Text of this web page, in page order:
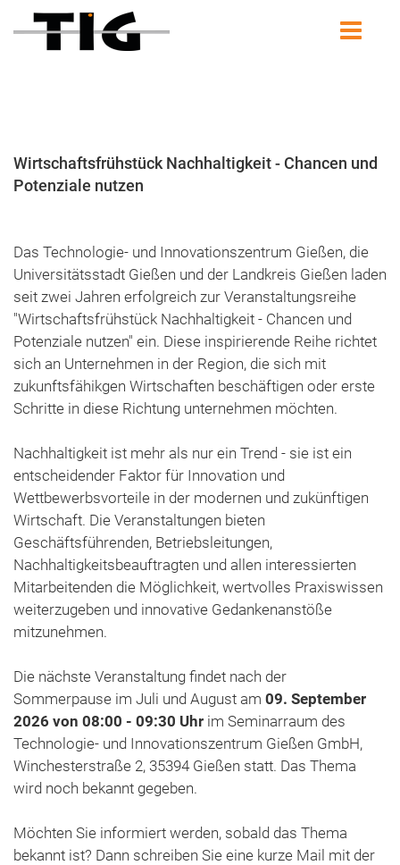
Wirtschaftsfrühstück Nachhaltigkeit - Chancen und
Potenziale nutzen
Das Technologie- und Innovationszentrum Gießen, die
Universitätsstadt Gießen und der Landkreis Gießen laden
seit zwei Jahren erfolgreich zur Veranstaltungsreihe
"Wirtschaftsfrühstück Nachhaltigkeit - Chancen und
Potenziale nutzen" ein. Diese inspirierende Reihe richtet
sich an Unternehmen in der Region, die sich mit
zukunftsfähikgen Wirtschaften beschäftigen oder erste
Schritte in diese Richtung unternehmen möchten.
Nachhaltigkeit ist mehr als nur ein Trend - sie ist ein
entscheidender Faktor für Innovation und
Wettbewerbsvorteile in der modernen und zukünftigen
Wirtschaft. Die Veranstaltungen bieten
Geschäftsführenden, Betriebsleitungen,
Nachhaltigkeitsbeauftragten und allen interessierten
Mitarbeitenden die Möglichkeit, wertvolles Praxiswissen
weiterzugeben und innovative Gedankenanstöße
mitzunehmen.
Die nächste Veranstaltung findet nach der
Sommerpause im Juli und August am 09. September
2026 von 08:00 - 09:30 Uhr im Seminarraum des
Technologie- und Innovationszentrum Gießen GmbH,
Winchesterstraße 2, 35394 Gießen statt. Das Thema
wird noch bekannt gegeben.
Möchten Sie informiert werden, sobald das Thema
bekannt ist? Dann schreiben Sie eine kurze Mail mit der